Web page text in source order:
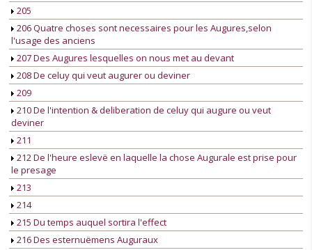
205
206 Quatre choses sont necessaires pour les Augures,selon
l'usage des anciens
207 Des Augures lesquelles on nous met au devant
208 De celuy qui veut augurer ou deviner
209
210 De l'intention & deliberation de celuy qui augure ou veut
deviner
211
212 De l'heure eslevë en laquelle la chose Augurale est prise pour
le presage
213
214
215 Du temps auquel sortira l'effect
216 Des esternuëmens Auguraux